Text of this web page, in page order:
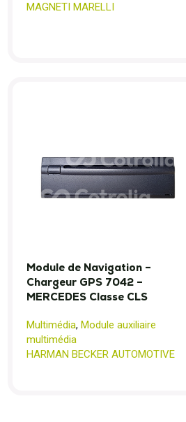
MAGNETI MARELLI
Module de Navigation –
Chargeur GPS 7042 –
MERCEDES Classe CLS
Multimédia, Module auxiliaire
multimédia
HARMAN BECKER AUTOMOTIVE